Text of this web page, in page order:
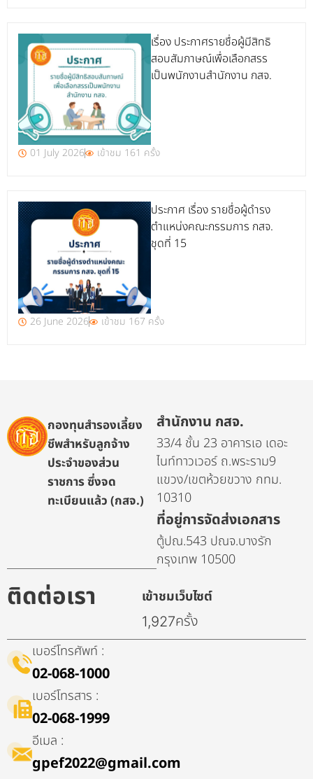
เรื่อง ประกาศรายชื่อผู้มีสิทธิ
สอบสัมภาษณ์เพื่อเลือกสรร
เป็นพนักงานสำนักงาน กสจ.
01 July 2026 เข้าชม 161 ครั้ง
ประกาศ เรื่อง รายชื่อผู้ดำรง
ตำแหน่งคณะกรรมการ กสจ.
ชุดที่ 15
26 June 2026 เข้าชม 167 ครั้ง
กองทุนสำรองเลี้ยง
ชีพสำหรับลูกจ้าง
ประจำของส่วน
ราชการ ซึ่งจด
ทะเบียนแล้ว (กสจ.)
สำนักงาน กสจ.
33/4 ชั้น 23 อาคารเอ เดอะ
ไนท์ทาวเวอร์ ถ.พระราม9
แขวง/เขตห้วยขวาง กทม.
10310
ที่อยู่การจัดส่งเอกสาร
ตู้ปณ.543 ปณจ.บางรัก
กรุงเทพ 10500
ติดต่อเรา เข้าชมเว็บไซต์
1,927ครั้ง
เบอร์โทรศัพท์ :
02-068-1000
เบอร์โทรสาร :
02-068-1999
อีเมล :
gpef2022@gmail.com